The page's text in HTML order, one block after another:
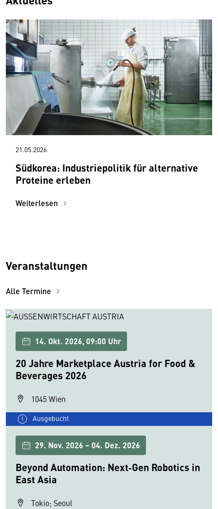
21.05.2026
Südkorea: Industriepolitik für alternative
Proteine erleben
Weiterlesen
Veranstaltungen
Alle Termine
14. Okt. 2026, 09:00 Uhr
20 Jahre Marketplace Austria for Food &
Beverages 2026
1045 Wien
Ausgebucht
29. Nov. 2026 – 04. Dez. 2026
Beyond Automation: Next‑Gen Robotics in
East Asia
Tokio; Seoul